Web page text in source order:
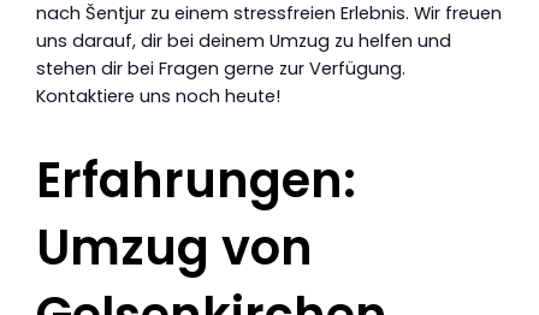
nach Šentjur zu einem stressfreien Erlebnis. Wir freuen
uns darauf, dir bei deinem Umzug zu helfen und
stehen dir bei Fragen gerne zur Verfügung.
Kontaktiere uns noch heute!
Erfahrungen:
Umzug von